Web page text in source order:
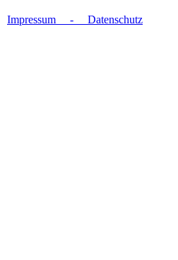
Impressum - Datenschutz